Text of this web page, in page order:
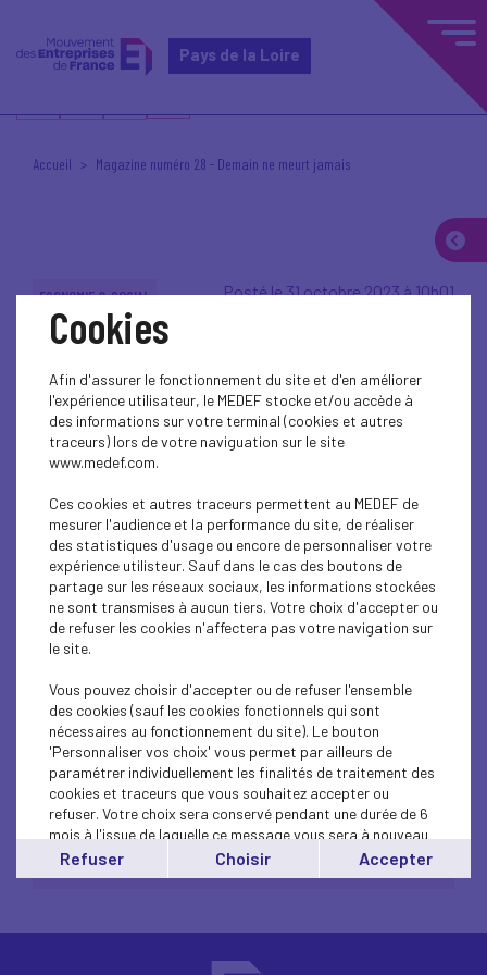
Pays de la Loire
Accueil Magazine numéro 28 - Demain ne meurt jamais
ECONOMIE & SOCIAL Posté le 31 octobre 2023 à 10h01
Magazine numéro 28 -
Demain ne meurt jamais
mag28 - novembre 2023
Cookies
Afin d'assurer le fonctionnement du site et d'en améliorer
l'expérience utilisateur, le MEDEF stocke et/ou accède à
des informations sur votre terminal (cookies et autres
traceurs) lors de votre naviguation sur le site
www.medef.com.
Ces cookies et autres traceurs permettent au MEDEF de
mesurer l'audience et la performance du site, de réaliser
des statistiques d'usage ou encore de personnaliser votre
expérience utilisteur. Sauf dans le cas des boutons de
partage sur les réseaux sociaux, les informations stockées
ne sont transmises à aucun tiers. Votre choix d'accepter ou
de refuser les cookies n'affectera pas votre navigation sur
le site.
Vous pouvez choisir d'accepter ou de refuser l'ensemble
des cookies (sauf les cookies fonctionnels qui sont
nécessaires au fonctionnement du site). Le bouton
'Personnaliser vos choix' vous permet par ailleurs de
paramétrer individuellement les finalités de traitement des
cookies et traceurs que vous souhaitez accepter ou
refuser. Votre choix sera conservé pendant une durée de 6
mois à l'issue de laquelle ce message vous sera à nouveau
affiché..
Vous pouvez modifier votre choix à tout moment en
Refuser Choisir Accepter